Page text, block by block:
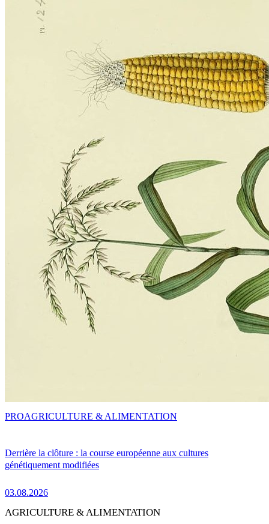
Derrière la clôture : la course européenne aux cultures
génétiquement modifiées
03.08.2026
PROAGRICULTURE & ALIMENTATION
AGRICULTURE & ALIMENTATION